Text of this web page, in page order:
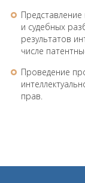
и судебных
результатов
числе
Проведение
прав.